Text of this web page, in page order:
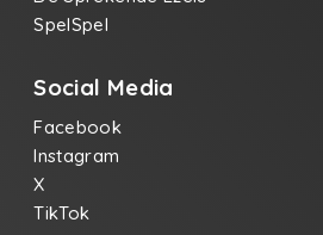
SpelSpel
Social Media
Facebook
Instagram
X
TikTok